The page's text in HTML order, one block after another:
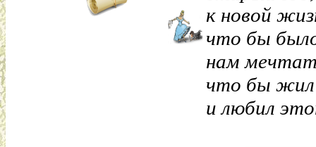
к новой
что бы
нам
что бы жил
и любил